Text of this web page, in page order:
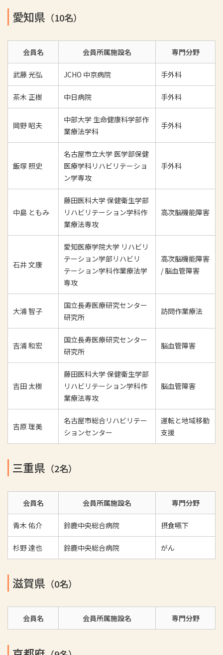
愛知県 （10名）
会員名 会員所属施設名 専門分野
武藤 光弘 JCHO 中京病院 手外科
茶木 正樹 中日病院 手外科
岡野 昭夫
中部大学 生命健康科学部作
業療法学科
手外科
飯塚 照史
名古屋市立大学 医学部保健
医療学科リハビリテーショ
ン学専攻
手外科
中島 ともみ
藤田医科大学 保健衛生学部
リハビリテーション学科作
業療法専攻
高次脳機能障害
石井 文康
愛知医療学院大学 リハビリ
テーション学部リハビリ
テーション学科作業療法学
専攻
高次脳機能障害
/ 脳血管障害
大浦 智子
国立長寿医療研究センター
研究所
訪問作業療法
吉浦 和宏
国立長寿医療研究センター
研究所
脳血管障害
吉田 太樹
藤田医科大学 保健衛生学部
リハビリテーション学科作
業療法専攻
脳血管障害
吉原 理美
名古屋市総合リハビリテー
ションセンター
運転と地域移動
支援
三重県 （2名）
会員名 会員所属施設名 専門分野
青木 佑介 鈴鹿中央総合病院 摂食嚥下
杉野 達也 鈴鹿中央総合病院 がん
滋賀県 （0名）
会員名 会員所属施設名 専門分野